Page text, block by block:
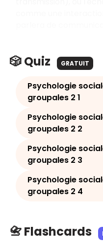
🎲 Quiz GRATUIT
Psychologie
groupales 2 1
Psychologie
groupales 2 2
Psychologie
groupales 2 3
Psychologie
groupales 2 4
📇 Flashcards